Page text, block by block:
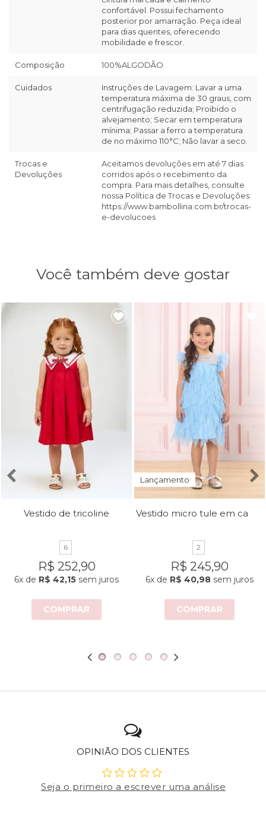
confortável. Possui fechamento
posterior por amarração. Peça ideal
para dias quentes, oferecendo
mobilidade e frescor.
Composição 100%ALGODÃO
Cuidados
Instruções de Lavagem: Lavar a uma
temperatura máxima de 30 graus, com
centrifugação reduzida; Proibido o
alvejamento; Secar em temperatura
mínima; Passar a ferro a temperatura
de no máximo 110°C; Não lavar a seco.
Trocas e
Devoluções
Aceitamos devoluções em até 7 dias
corridos após o recebimento da
compra. Para mais detalhes, consulte
nossa Política de Trocas e Devoluções:
https://www.bambollina.com.br/trocas-
e-devolucoes
Você também deve gostar
Vestido de tricoline
6
R$ 252,90
6x de R$ 42,15 sem juros
COMPRAR
Lançamento
2
R$ 245,90
6x de R$ 40,98 sem juros
COMPRAR
OPINIÃO DOS CLIENTES
Seja o primeiro a escrever uma análise